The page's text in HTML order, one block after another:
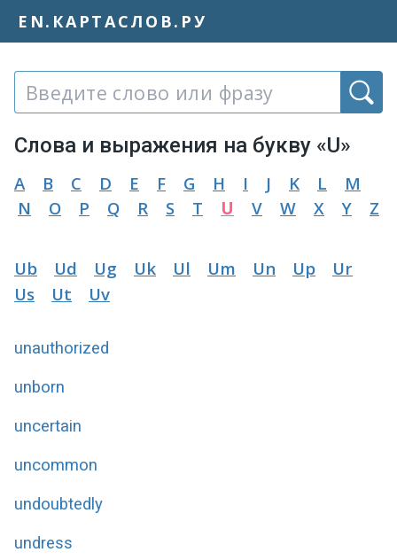
EN.КАРТАСЛОВ.РУ
Слова и выражения на букву «U»
A B C D E F G H I J K L
M
N
O P Q R S T U V W X Y Z
Ub Ud Ug Uk Ul Um Un Up
Ur
Us
Ut Uv
unauthorized
unborn
uncertain
uncommon
undoubtedly
undress